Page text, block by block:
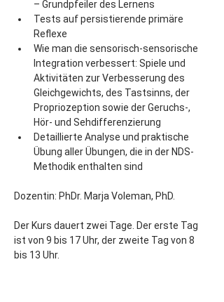
– Grundpfeiler des Lernens
Tests auf persistierende primäre
Reflexe
Wie man die sensorisch-sensorische
Integration verbessert: Spiele und
Aktivitäten zur Verbesserung des
Gleichgewichts, des Tastsinns, der
Propriozeption sowie der Geruchs-,
Hör- und Sehdifferenzierung
Detaillierte Analyse und praktische
Übung aller Übungen, die in der NDS-
Methodik enthalten sind
Dozentin: PhDr. Marja Voleman, PhD.
Der Kurs dauert zwei Tage. Der erste Tag
ist von 9 bis 17 Uhr, der zweite Tag von 8
bis 13 Uhr.